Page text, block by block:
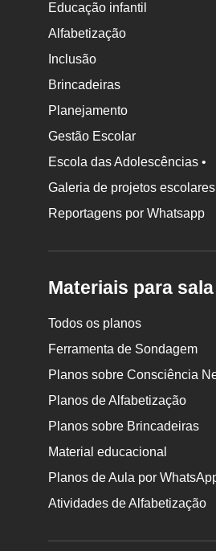
Educação infantil
Alfabetização
Inclusão
Brincadeiras
Planejamento
Gestão Escolar
Escola das Adolescências •
Galeria de projetos escolares
Reportagens por Whatsapp
Materiais para
Todos os planos
Ferramenta de Sondagem
Planos sobre Consciência
Planos de Alfabetização
Planos sobre Brincadeiras
Material educacional
Planos de Aula por
Atividades de Alfabetização